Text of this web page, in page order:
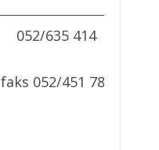
052/635 414
faks 052/451 785